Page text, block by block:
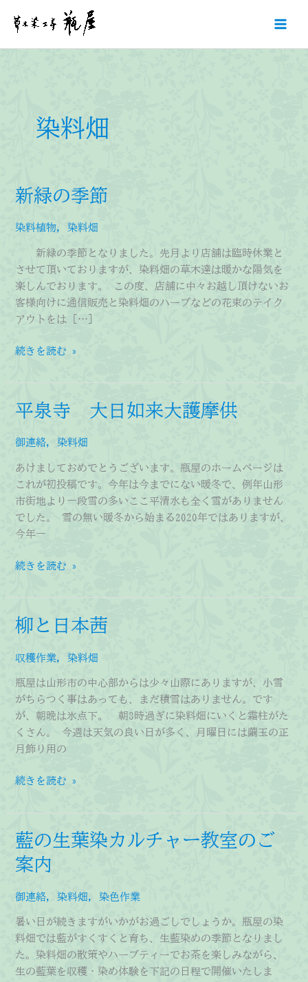
染料畑
新緑の季節
染料植物,染料畑
新緑の季節となりました。先月より店舗は臨時休業と
させて頂いておりますが、染料畑の草木達は暖かな陽気を
楽しんでおります。 この度、店舗に中々お越し頂けないお
客様向けに通信販売と染料畑のハーブなどの花束のテイク
アウトをは […]
新
の
続きを読む »
平泉寺 大日如来大護摩供
御連絡,染料畑
あけましておめでとうございます。瓶屋のホームページは
これが初投稿です。今年は今までにない暖冬で、例年山形
市街地より一段雪の多いここ平清水も全く雪がありません
でした。 雪の無い暖冬から始まる2020年ではありますが、
今年一
平
寺
大
日
来
大
護
摩
供
続きを読む »
柳と日本茜
収穫作業,染料畑
瓶屋は山形市の中心部からは少々山際にありますが、小雪
がちらつく事はあっても、まだ積雪はありません。です
が、朝晩は氷点下。 朝8時過ぎに染料畑にいくと霜柱がた
くさん。 今週は天気の良い日が多く、月曜日には繭玉の正
月飾り用の
柳
日
本
茜
続きを読む »
藍の生葉染カルチャー教室のご
案内
御連絡,染料畑,染色作業
暑い日が続きますがいかがお過ごしでしょうか。瓶屋の染
料畑では藍がすくすくと育ち、生藍染めの季節となりまし
た。染料畑の散策やハーブティーでお茶を楽しみながら、
生の藍葉を収穫・染め体験を下記の日程で開催いたしま